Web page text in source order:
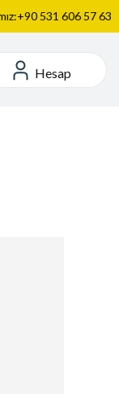
531 606 57 63
Hesap